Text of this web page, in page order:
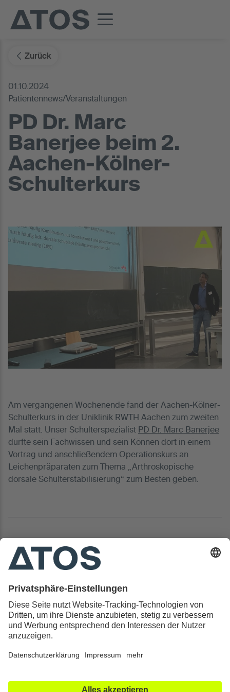
Zurück
01.10.2024
Patientennews/Veranstaltungen
PD Dr. Marc
Banerjee beim 2.
Aachen-Kölner-
Schulterkurs
Am vergangenen Wochenende fand der Aachen-Kölner-
Schulterkurs in der Uniklinik RWTH Aachen zum zweiten
Mal statt. Unser Schulterspezialist PD Dr. Marc Banerjee
durfte sein Fachwissen und sein Können dort in einem
Vortrag und anschließendem Operationskurs an
Leichenpräparaten zum Thema „Arthroskopische
dorsale Schulterstabilisierung“ zum Besten geben.
Kontakt & Rechtliches
Alle ATOS Kliniken